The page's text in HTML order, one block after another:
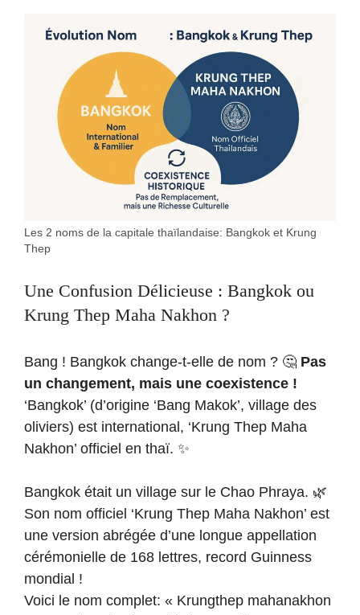
Les 2 noms de la capitale thaïlandaise: Bangkok et Krung
Thep
Une Confusion Délicieuse : Bangkok ou
Krung Thep Maha Nakhon ?
Bang ! Bangkok change-t-elle de nom ? 🤔 Pas
un changement, mais une coexistence !
‘Bangkok’ (d’origine ‘Bang Makok’, village des
oliviers) est international, ‘Krung Thep Maha
Nakhon’ officiel en thaï. ✨
Bangkok était un village sur le Chao Phraya. 🌿
Son nom officiel ‘Krung Thep Maha Nakhon’ est
une version abrégée d’une longue appellation
cérémonielle de 168 lettres, record Guinness
mondial !
Voici le nom complet: « Krungthep mahanakhon